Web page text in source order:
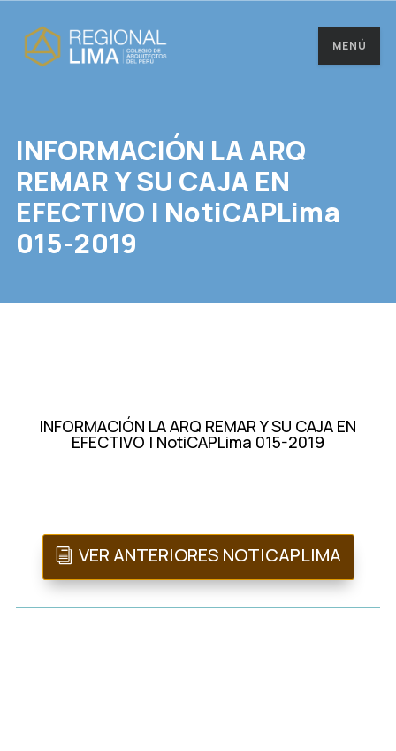
MENÚ
INFORMACIÓN LA ARQ
REMAR Y SU CAJA EN
EFECTIVO | NotiCAPLima
015-2019
INFORMACIÓN LA ARQ REMAR Y SU CAJA EN
EFECTIVO | NotiCAPLima 015-2019
VER ANTERIORES NOTICAPLIMA